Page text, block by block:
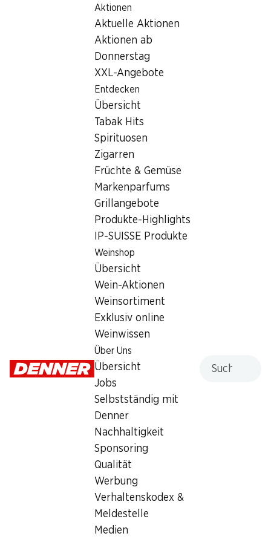
Aktionen
Aktuelle Aktionen
Aktionen ab
Donnerstag
XXL-Angebote
Entdecken
Übersicht
Tabak Hits
Spirituosen
Zigarren
Früchte & Gemüse
Markenparfums
Grillangebote
Produkte-Highlights
IP-SUISSE Produkte
Weinshop
Übersicht
Wein-Aktionen
Weinsortiment
Exklusiv online
Weinwissen
Über Uns
Übersicht
Jobs
Selbstständig mit
Denner
Nachhaltigkeit
Sponsoring
Qualität
Werbung
Verhaltenskodex &
Meldestelle
Medien
Rezepte Noah Bachofen
Grillierter Zitronenkuchen Rezept
Grillierter Zitronenkuchen
150 g Butter (weich)
Abrieb von 1 Zitrone
4 Eier
Gefrorene Ananas (zum Servieren)
Heize den Ofen auf 180 °C (Ober-/Unterhitze) vor.
Fette eine Kastenform (ca. 25 cm) gut ein oder lege sie mit